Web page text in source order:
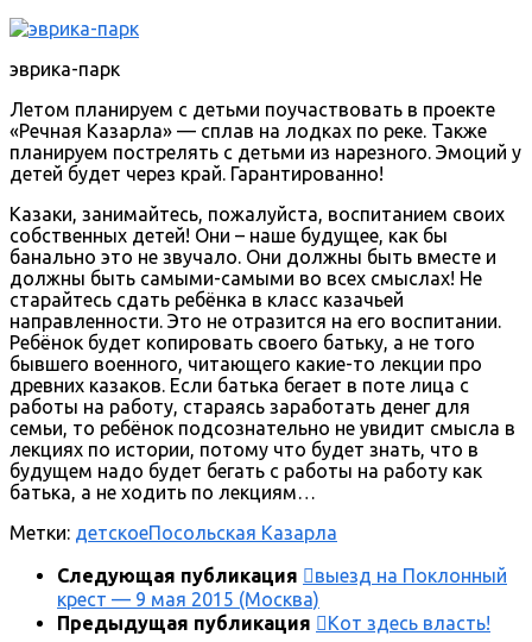
эврика-парк
Летом планируем с детьми поучаствовать в проекте
«Речная Казарла» — сплав на лодках по реке. Также
планируем пострелять с детьми из нарезного. Эмоций у
детей будет через край. Гарантированно!
Казаки, занимайтесь, пожалуйста, воспитанием своих
собственных детей! Они – наше будущее, как бы
банально это не звучало. Они должны быть вместе и
должны быть самыми-самыми во всех смыслах! Не
старайтесь сдать ребёнка в класс казачьей
направленности. Это не отразится на его воспитании.
Ребёнок будет копировать своего батьку, а не того
бывшего военного, читающего какие-то лекции про
древних казаков. Если батька бегает в поте лица с
работы на работу, стараясь заработать денег для
семьи, то ребёнок подсознательно не увидит смысла в
лекциях по истории, потому что будет знать, что в
будущем надо будет бегать с работы на работу как
батька, а не ходить по лекциям…
Метки: детскоеПосольская Казарла
Следующая публикация
выезд на Поклонный
крест — 9 мая 2015 (Москва)
Предыдущая публикация
Кот здесь власть!